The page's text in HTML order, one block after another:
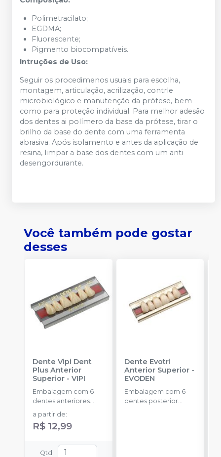
Polimetracilato;
EGDMA;
Fluorescente;
Pigmento biocompatíveis.
Intruções de Uso:
Seguir os procedimenos usuais para escolha,
montagem, articulação, acrilização, contrle
microbiológico e manutenção da prótese, bem
como para proteção individual. Para melhor adesão
dos dentes ai polímero da base da prótese, tirar o
brilho da base do dente com uma ferramenta
abrasiva. Após isolamento e antes da aplicação de
resina, limpar a base dos dentes com um anti
desengordurante.
Você também pode gostar
desses
Dente Vipi Dent
Plus Anterior
Superior -VIPI
Embalagem com 6
dentes anteriores
superiores.
a partir de:
R$ 12,99
Qtd :
Dente Evotri
Anterior Superior-
EVODEN
Embalagem com 6
dentes posterior